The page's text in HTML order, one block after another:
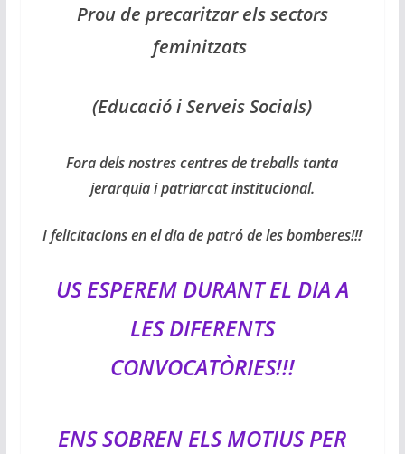
Prou de precaritzar els sectors
feminitzats
(Educació i Serveis Socials)
Fora dels nostres centres de treballs tanta
jerarquia i patriarcat institucional.
I felicitacions en el dia de patró de les bomberes!!!
US ESPEREM DURANT EL DIA A
LES DIFERENTS
CONVOCATÒRIES!!!
ENS SOBREN ELS MOTIUS PER